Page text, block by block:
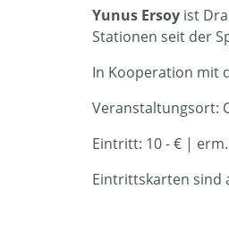
Yunus Ersoy ist
Stationen seit der
In Kooperation mit
Veranstaltungsort:
Eintritt: 10 - € | erm.
Eintrittskarten sind